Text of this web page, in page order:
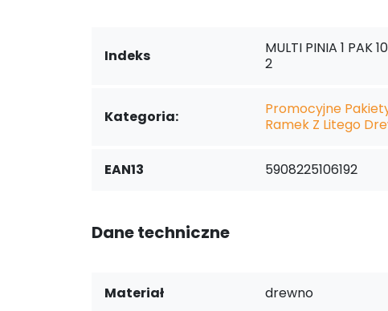
Indeks
MULTI PINIA 1 PAK
2
Kategoria:
Promocyjne
Ramek Z Litego
EAN13 5908225106192
Dane techniczne
Materiał drewno